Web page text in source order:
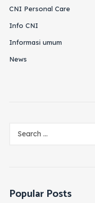
CNI Personal Care
Info CNI
Informasi umum
News
Popular Posts